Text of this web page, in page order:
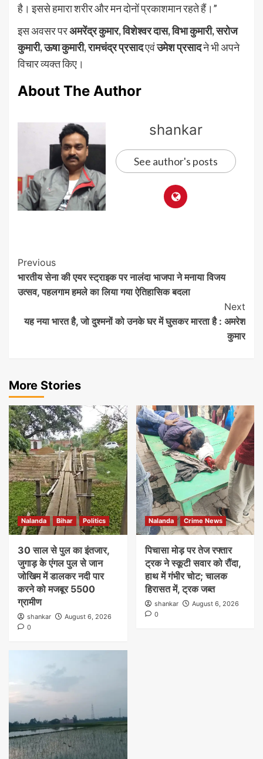
है। इससे हमारा शरीर और मन दोनों प्रकाशमान रहते हैं।”
इस अवसर परअमरेंद्र कुमार, विशेश्वर दास, विभा कुमारी, सरोज
कुमारी, ऊषा कुमारी, रामचंद्र प्रसादएवंउमेश प्रसादने भी अपने
विचार व्यक्त किए।
About The Author
shankar
See author's posts
Post
Navigation
Previous
भारतीय सेना की एयर स्ट्राइक पर नालंदा भाजपा ने मनाया विजय
उत्सव, पहलगाम हमले का लिया गया ऐतिहासिक बदला
Next
यह नया भारत है, जो दुश्मनों को उनके घर में घुसकर मारता है : अमरेश
कुमार
More Stories
Nalanda Bihar Politics
30 साल से पुल का इंतजार,
जुगाड़ के एंगल पुल से जान
जोखिम में डालकर नदी पार
करने को मजबूर 5500
ग्रामीण
shankar
August 6, 2026
0
Nalanda Crime News
पिचासा मोड़ पर तेज रफ्तार
ट्रक ने स्कूटी सवार को रौंदा,
हाथ में गंभीर चोट; चालक
हिरासत में, ट्रक जब्त
shankar
August 6, 2026
0